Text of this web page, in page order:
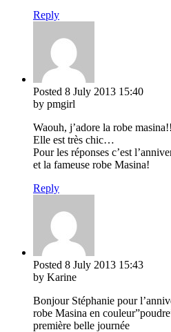
Reply
Posted 8 July 2013 15:40
by pmgirl
Waouh, j’adore la robe
Elle est très chic…
Pour les réponses c’est
et la fameuse robe Masina!
Reply
Posted 8 July 2013 15:43
by Karine
Bonjour Stéphanie pour
robe Masina en
première belle journée